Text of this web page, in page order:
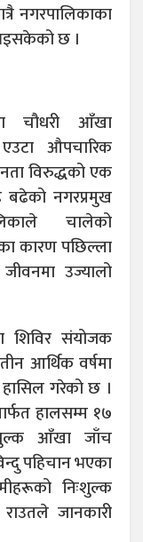
नगरपालिकाका
छ ।
चौधरी आँखा
औपचारिक
विरुद्धको एक
बढेको नगरप्रमुख
चालेको
कारण पछिल्ला
उज्यालो
शिविर संयोजक
आर्थिक वर्षमा
गरेको छ ।
हालसम्म १७
आँखा जाँच
पहिचान भएका
निःशुल्क
जानकारी